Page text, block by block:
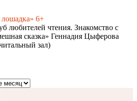
6+
любителей чтения. Знакомство с
сказка» Геннадия Цыферова
зал)